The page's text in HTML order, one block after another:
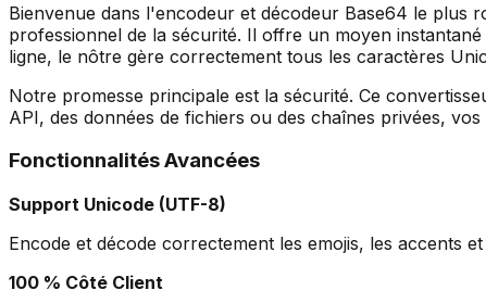
Bienvenue dans l'encodeur et décodeur Base64 le plus
professionnel de la sécurité. Il offre un moyen
ligne, le nôtre gère correctement tous les caractères
Notre promesse principale est la sécurité. Ce
API, des données de fichiers ou des chaînes privées,
Fonctionnalités Avancées
Support Unicode (UTF-8)
Encode et décode correctement les emojis, les accents
100 % Côté Client